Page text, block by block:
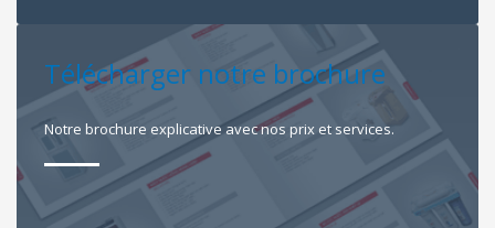
Télécharger notre brochure
Notre brochure explicative avec nos prix et services.